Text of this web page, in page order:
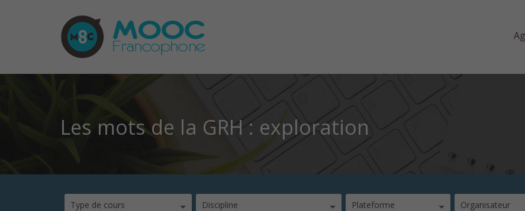
Les mots de la GRH : exploration
Type de cours Discipline Plateforme Organisateur